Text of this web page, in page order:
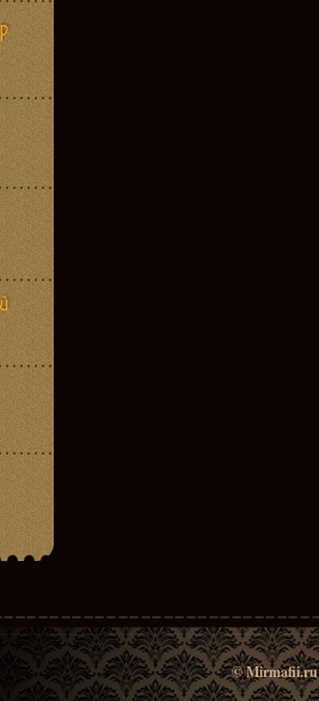
© Mirmafii.ru